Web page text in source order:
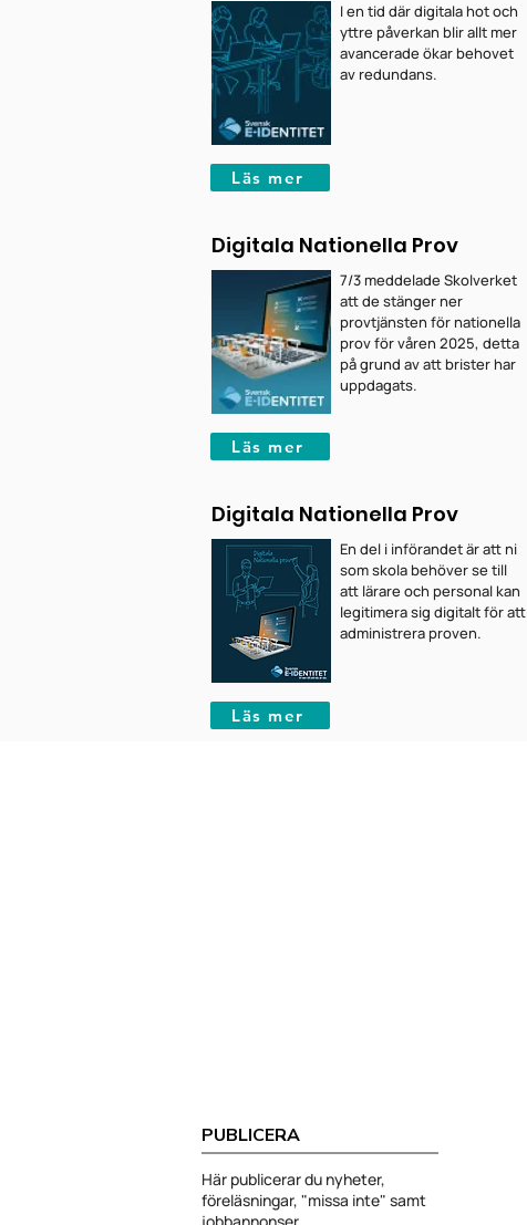
I en tid där digitala hot och
yttre påverkan blir allt mer
avancerade ökar behovet
av redundans.
Läs mer
Digitala Nationella Prov
7/3 meddelade Skolverket
att de stänger ner
provtjänsten för nationella
prov för våren 2025, detta
på grund av att brister har
uppdagats.
Läs mer
Digitala Nationella Prov
En del i införandet är att ni
som skola behöver se till
att lärare och personal kan
legitimera sig digitalt för att
administrera proven.
Läs mer
PUBLICERA
Här publicerar du nyheter,
föreläsningar, "missa inte" samt